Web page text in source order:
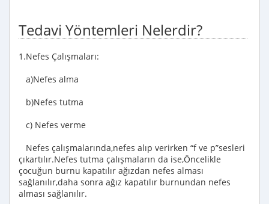
Tedavi Yöntemleri Nelerdir?
1.Nefes Çalışmaları:
a)Nefes alma
b)Nefes tutma
c) Nefes verme
Nefes çalışmalarında,nefes alıp verirken “f ve p”sesleri
çıkartılır.Nefes tutma çalışmaların da ise,Öncelikle
çocuğun burnu kapatılır ağızdan nefes alması
sağlanılır,daha sonra ağız kapatılır burnundan nefes
alması sağlanılır.